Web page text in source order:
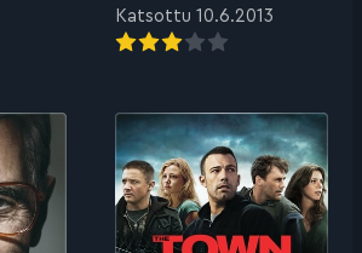
Katsottu 10.6.2013